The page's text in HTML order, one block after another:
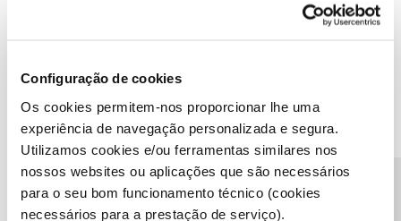
Configuração de cookies
Os cookies permitem-nos proporcionar lhe uma
experiência de navegação personalizada e segura.
Utilizamos cookies e/ou ferramentas similares nos
nossos websites ou aplicações que são necessários
para o seu bom funcionamento técnico (cookies
necessários para a prestação de serviço).
Descubra as novidades de julho